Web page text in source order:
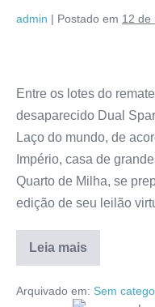
admin | Postado em 12 de
Entre os lotes do
desaparecido Dual
Laço do mundo, de
Império, casa de
Quarto de Milha, se
edição de seu leilão
Leia mais
Arquivado em: Sem